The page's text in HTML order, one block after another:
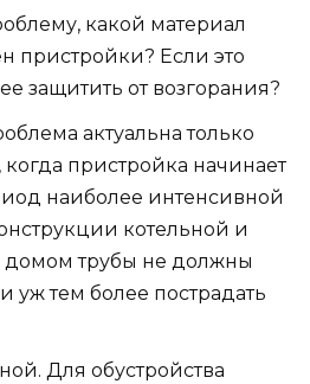
какой материал
пристройки? Если это
защитить от возгорания?
актуальна только
когда пристройка начинает
наиболее интенсивной
котельной и
домом трубы не должны
уж тем более пострадать
Для обустройства